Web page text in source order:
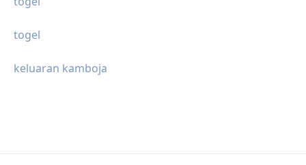
togel
keluaran kamboja